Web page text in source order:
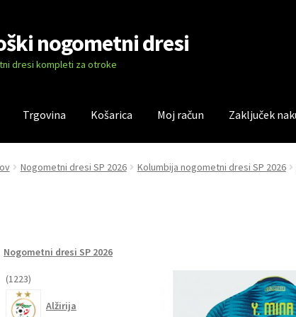
nogometni dresi
dresi kompleti za otroke
Trgovina Košarica Moj račun Zaključek
BlogKontaktiraj nasKošarica Moj račun Trgovina Zaključek
Nogometni dresi SP 2026 Kolumbija nogometni dresi SP 2026
Nogometni dresi SP 2026
12231223
izdelkov
Alžirija